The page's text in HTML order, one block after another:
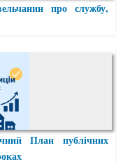
про службу,
План публічних